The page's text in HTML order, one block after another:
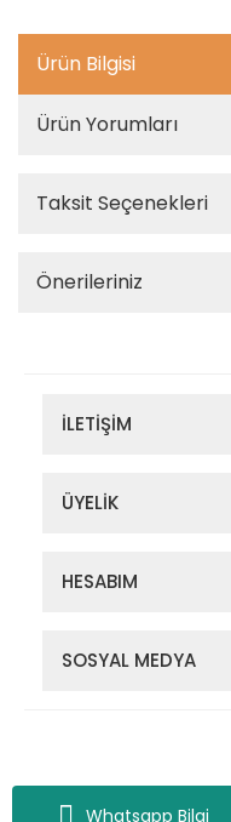
Whatsapp Bilgi
Ürün Bilgisi
Ürün Yorumları
Taksit Seçenekleri
Önerileriniz
İLETİŞİM
ÜYELİK
HESABIM
SOSYAL MEDYA